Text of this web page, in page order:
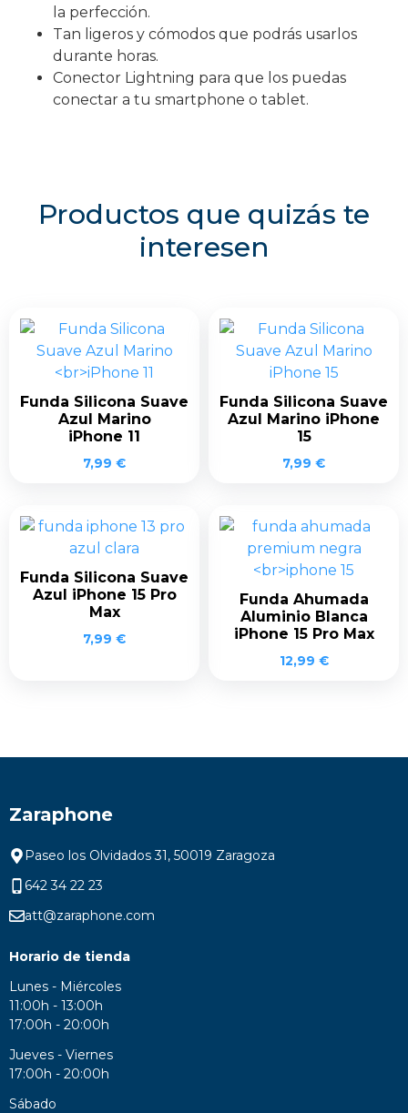
la perfección.
Tan ligeros y cómodos que podrás usarlos
durante horas.
Conector Lightning para que los puedas
conectar a tu smartphone o tablet.
Productos que quizás te
interesen
Funda Silicona Suave
Azul Marino
iPhone 11
7,99 €
Funda Silicona Suave
Azul Marino iPhone
15
7,99 €
Funda Silicona Suave
Azul iPhone 15 Pro
Max
7,99 €
Funda Ahumada
Aluminio Blanca
iPhone 15 Pro Max
12,99 €
Zaraphone
Paseo los Olvidados 31, 50019 Zaragoza
642 34 22 23
att@zaraphone.com
Horario de tienda
Lunes - Miércoles
11:00h - 13:00h
17:00h - 20:00h
Jueves - Viernes
17:00h - 20:00h
Sábado